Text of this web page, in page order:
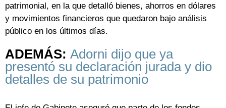
patrimonial, en la que detalló bienes, ahorros en dólares
y movimientos financieros que quedaron bajo análisis
público en los últimos días.
ADEMÁS: Adorni dijo que ya
presentó su declaración jurada y dio
detalles de su patrimonio